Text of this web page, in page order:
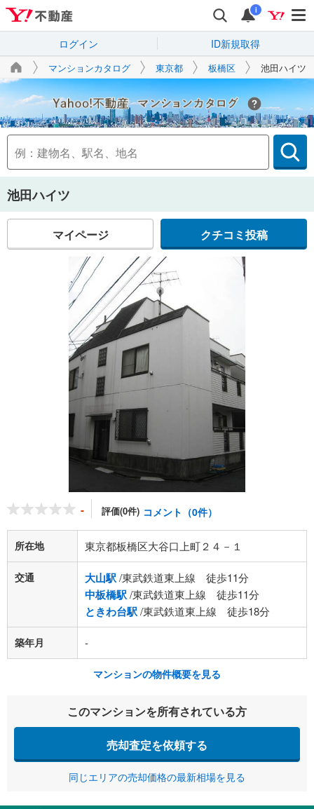
i
ログイン ID新規取得
マンションカタログ 東京都 板橋区 池田ハイツ
Yahoo!不動産
池田ハイツ
マイページ クチコミ投稿
- 評価(0件) コメント（0件）
所在地 東京都板橋区大谷口上町２４－１
交通 大山駅/東武鉄道東上線 徒歩11分
中板橋駅/東武鉄道東上線 徒歩11分
ときわ台駅/東武鉄道東上線 徒歩18分
築年月 -
マンションの物件概要を見る
このマンションを所有されている方
売却査定を依頼する
同じエリアの売却価格の最新相場を見る